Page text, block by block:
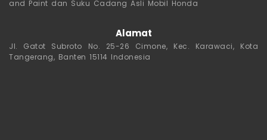
and Paint dan Suku Cadang Asli Mobil Honda
Alamat
Jl. Gatot Subroto No. 25-26 Cimone, Kec. Karawaci, Kota
Tangerang, Banten 15114 Indonesia